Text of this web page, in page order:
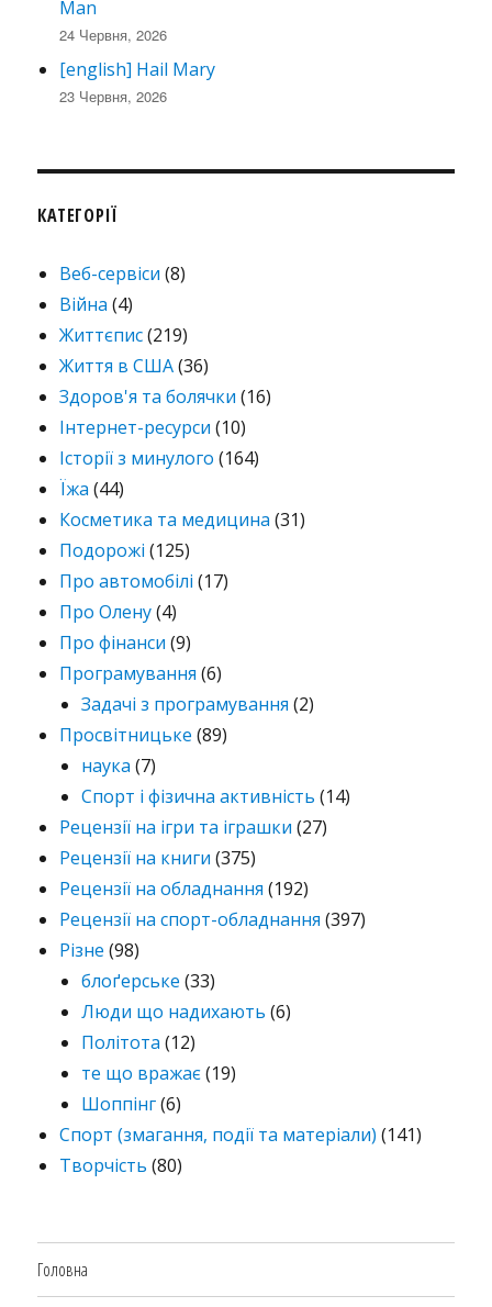
Man
24 Червня, 2026
[english] Hail Mary
23 Червня, 2026
КАТЕГОРІЇ
Веб-сервіси (8)
Війна (4)
Життєпис(219)
Життя в США(36)
Здоров'я та болячки (16)
Інтернет-ресурси (10)
Історії з минулого (164)
Їжа (44)
Косметика та медицина (31)
Подорожі (125)
Про автомобілі (17)
Про Олену(4)
Про фінанси (9)
Програмування (6)
Задачі з програмування (2)
Просвітницьке (89)
наука (7)
Спорт і фізична активність (14)
Рецензії на ігри та іграшки (27)
Рецензії на книги (375)
Рецензії на обладнання (192)
Рецензії на спорт-обладнання (397)
Різне (98)
блоґерське (33)
Люди що надихають (6)
Політота (12)
те що вражає(19)
Шоппінг(6)
Спорт (змагання, події та матеріали) (141)
Творчість (80)
Головна